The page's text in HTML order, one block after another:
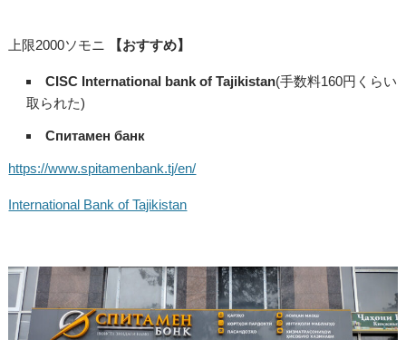
上限2000ソモニ 【おすすめ】
CISC International bank of Tajikistan(手数料160円くらい
取られた)
Спитамен банк
https://www.spitamenbank.tj/en/
International Bank of Tajikistan